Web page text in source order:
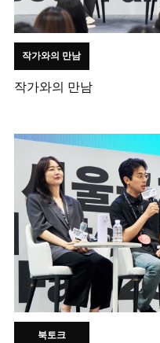
작가와의 만남
작가와의 만남
북토크